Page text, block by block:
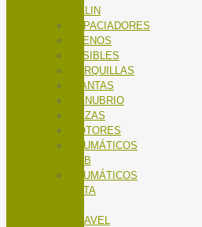
SILLIN
ESPACIADORES
FRENOS
FUSIBLES
HORQUILLAS
LLANTAS
MANUBRIO
MAZAS
MOTORES
NEUMÁTICOS
MTB
NEUMÁTICOS
RUTA
GRAVEL